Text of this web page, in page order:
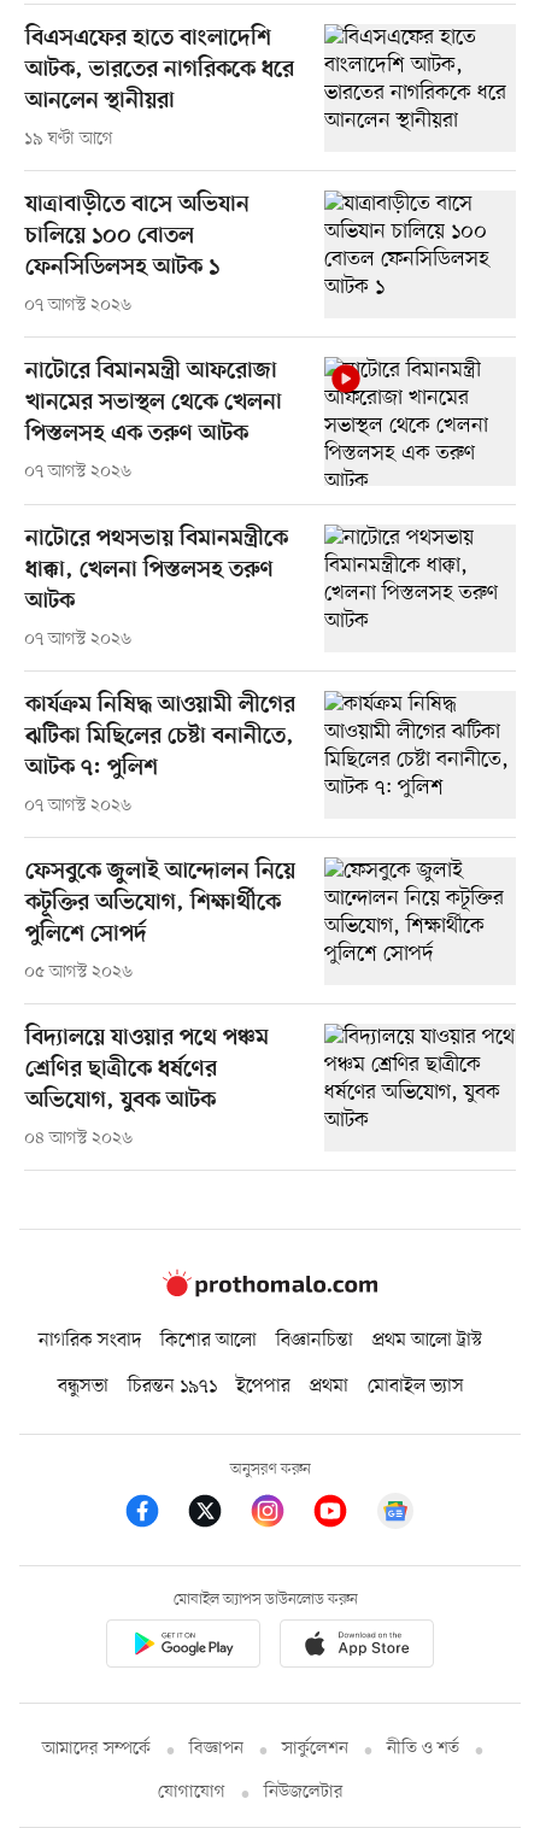
বিএসএফের হাতে বাংলাদেশি
আটক, ভারতের নাগরিককে ধরে
আনলেন স্থানীয়রা
১৯ ঘণ্টা আগে
যাত্রাবাড়ীতে বাসে অভিযান
চালিয়ে ১০০ বোতল
ফেনসিডিলসহ আটক ১
০৭ আগস্ট ২০২৬
নাটোরে বিমানমন্ত্রী আফরোজা
খানমের সভাস্থল থেকে খেলনা
পিস্তলসহ এক তরুণ আটক
০৭ আগস্ট ২০২৬
নাটোরে পথসভায় বিমানমন্ত্রীকে
ধাক্কা, খেলনা পিস্তলসহ তরুণ
আটক
০৭ আগস্ট ২০২৬
কার্যক্রম নিষিদ্ধ আওয়ামী লীগের
ঝটিকা মিছিলের চেষ্টা বনানীতে,
আটক ৭: পুলিশ
০৭ আগস্ট ২০২৬
ফেসবুকে জুলাই আন্দোলন নিয়ে
কটূক্তির অভিযোগ, শিক্ষার্থীকে
পুলিশে সোপর্দ
০৫ আগস্ট ২০২৬
বিদ্যালয়ে যাওয়ার পথে পঞ্চম
শ্রেণির ছাত্রীকে ধর্ষণের
অভিযোগ, যুবক আটক
০৪ আগস্ট ২০২৬
নাগরিক সংবাদ কিশোর আলো বিজ্ঞানচিন্তা
প্রথম আলো ট্রাস্ট
বন্ধুসভা
চিরন্তন ১৯৭১ ইপেপার প্রথমা মোবাইল ভ্যাস
অনুসরণ করুন
মোবাইল অ্যাপস ডাউনলোড করুন
আমাদের সম্পর্কে বিজ্ঞাপন সার্কুলেশন
নীতি ও শর্ত
যোগাযোগ
নিউজলেটার